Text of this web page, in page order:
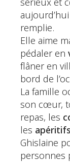
sérieux et
remplie.
Elle aime
pédaler en
flâner en
bord de
La famille
son cœur,
repas, les
les
Ghislaine
personnes